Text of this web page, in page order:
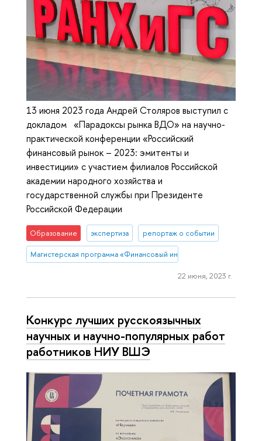
13 июня 2023 года Андрей Столяров выступил с
докладом «Парадоксы рынка ВДО» на научно-
практической конференции «Российский
финансовый рынок – 2023: эмитенты и
инвестиции» с участием филиалов Российской
академии народного хозяйства и
государственной службы при Президенте
Российской Федерации
Образование экспертиза репортаж о событии
Магистерская программа «Финансовый инжиниринг»
22 июня, 2023 г.
Конкурс лучших русскоязычных
научных и научно-популярных работ
работников НИУ ВШЭ